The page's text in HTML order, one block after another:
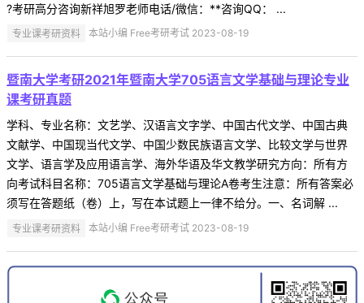
?考研高分咨询新祥旭罗老师电话/微信：**咨询QQ： ...
专业课考研资料 本站小编 Free考研考试 2023-08-19
暨南大学考研2021年暨南大学705语言文学基础与理论专业
课考研真题
学科、专业名称：文艺学、汉语言文字学、中国古代文学、中国古典
文献学、中国现当代文学、中国少数民族语言文学、比较文学与世界
文学、语言学及应用语言学、海外华语及华文教学研究方向：所有方
向考试科目名称：705语言文学基础与理论A卷考生注意：所有答案必
须写在答题纸（卷）上，写在本试题上一律不给分。一、名词解 ...
专业课考研资料 本站小编 Free考研考试 2023-08-19